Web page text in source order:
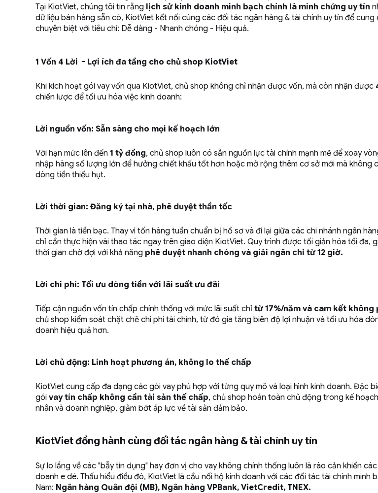
Tại KiotViet, chúng tôi tin rằng lịch sử kinh doanh minh bạch chính là minh chứng uy tín
dữ liệu bán hàng sẵn có, KiotViet kết nối cùng các đối tác ngân hàng & tài chính uy tín để cung
chuyên biệt với tiêu chí: Dễ dàng - Nhanh chóng - Hiệu quả.
1 Vốn 4 Lời - Lợi ích đa tầng cho chủ shop KiotViet
Khi kích hoạt gói vay vốn qua KiotViet, chủ shop không chỉ nhận được vốn, mà còn nhận được
chiến lược để tối ưu hóa việc kinh doanh:
Lời nguồn vốn: Sẵn sàng cho mọi kế hoạch lớn
Với hạn mức lên đến 1 tỷ đồng, chủ shop luôn có sẵn nguồn lực tài chính mạnh mẽ để xoay
nhập hàng số lượng lớn để hưởng chiết khấu tốt hơn hoặc mở rộng thêm cơ sở mới mà không
dòng tiền thiếu hụt.
Lời thời gian: Đăng ký tại nhà, phê duyệt thần tốc
Thời gian là tiền bạc. Thay vì tốn hàng tuần chuẩn bị hồ sơ và đi lại giữa các chi nhánh ngân
chỉ cần thực hiện vài thao tác ngay trên giao diện KiotViet. Quy trình được tối giản hóa tối đa,
thời gian chờ đợi với khả năng phê duyệt nhanh chóng và giải ngân chỉ từ 12 giờ.
Lời chi phí: Tối ưu dòng tiền với lãi suất ưu đãi
Tiếp cận nguồn vốn tín chấp chính thống với mức lãi suất chỉ từ 17%/năm và cam kết không
chủ shop kiểm soát chặt chẽ chi phí tài chính, từ đó gia tăng biên độ lợi nhuận và tối ưu hóa
doanh hiệu quả hơn.
Lời chủ động: Linh hoạt phương án, không lo thế chấp
KiotViet cung cấp đa dạng các gói vay phù hợp với từng quy mô và loại hình kinh doanh. Đặc
gói vay tín chấp không cần tài sản thế chấp, chủ shop hoàn toàn chủ động trong kế
nhân và doanh nghiệp, giảm bớt áp lực về tài sản đảm bảo.
KiotViet đồng hành cùng đối tác ngân hàng & tài chính uy tín
Sự lo lắng về các "bẫy tín dụng" hay đơn vị cho vay không chính thống luôn là rào cản khiến
doanh e dè. Thấu hiểu điều đó, KiotViet là cầu nối hộ kinh doanh với các đối tác tài chính minh
Nam: Ngân hàng Quân đội (MB), Ngân hàng VPBank, VietCredit, TNEX.